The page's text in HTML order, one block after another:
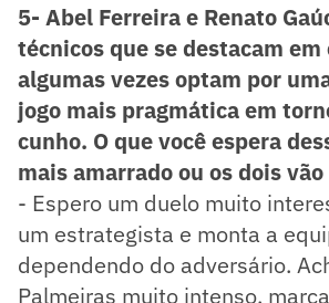
5- Abel Ferreira e Renato
técnicos que se destacam em
algumas vezes optam por
jogo mais pragmática em
cunho. O que você espera
mais amarrado ou os dois
- Espero um duelo muito
um estrategista e monta a
dependendo do adversário.
Palmeiras muito intenso,